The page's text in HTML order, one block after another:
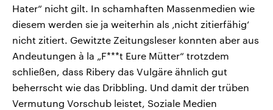
Hater“ nicht gilt. In schamhaften Massenmedien wie
diesem werden sie ja weiterhin als ‚nicht zitierfähig‘
nicht zitiert. Gewitzte Zeitungsleser konnten aber aus
Andeutungen à la „F***t Eure Mütter“ trotzdem
schließen, dass Ribery das Vulgäre ähnlich gut
beherrscht wie das Dribbling. Und damit der trüben
Vermutung Vorschub leistet, Soziale Medien